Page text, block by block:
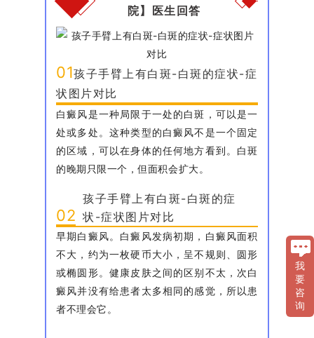
院】医生回答
01孩子手臂上有白斑-白斑的症状-症
状图片对比
白癜风是一种局限于一处的白斑，可以是一
处或多处。这种类型的白癜风不是一个固定
的区域，可以在身体的任何地方看到。白斑
的晚期只限一个，但面积会扩大。
02
孩子手臂上有白斑-白斑的症
状-症状图片对比
早期白癜风。白癜风发病初期，白癜风面积
不大，约为一枚硬币大小，呈不规则、圆形
或椭圆形。健康皮肤之间的区别不太，次白
癜风并没有给患者太多相同的感觉，所以患
者不理会它。
我
要
咨
询